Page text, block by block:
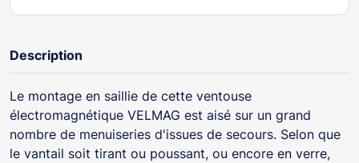
Description
Le montage en saillie de cette ventouse
électromagnétique VELMAG est aisé sur un grand
nombre de menuiseries d'issues de secours. Selon que
le vantail soit tirant ou poussant, ou encore en verre,